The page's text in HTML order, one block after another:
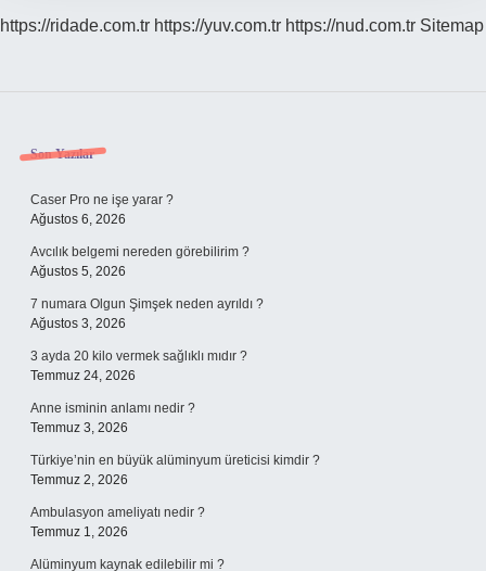
https://ridade.com.tr https://yuv.com.tr https://nud.com.tr Sitemap
Sidebar
Son Yazılar
Caser Pro ne işe yarar ?
Ağustos 6, 2026
Avcılık belgemi nereden görebilirim ?
Ağustos 5, 2026
7 numara Olgun Şimşek neden ayrıldı ?
Ağustos 3, 2026
3 ayda 20 kilo vermek sağlıklı mıdır ?
Temmuz 24, 2026
Anne isminin anlamı nedir ?
Temmuz 3, 2026
Türkiye’nin en büyük alüminyum üreticisi kimdir ?
Temmuz 2, 2026
Ambulasyon ameliyatı nedir ?
Temmuz 1, 2026
Alüminyum kaynak edilebilir mi ?